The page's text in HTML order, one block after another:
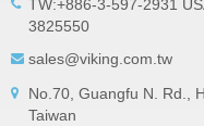
TW:+886-3-597-2931
3825550
sales@viking.com.tw
No.70, Guangfu N. Rd.,
Taiwan